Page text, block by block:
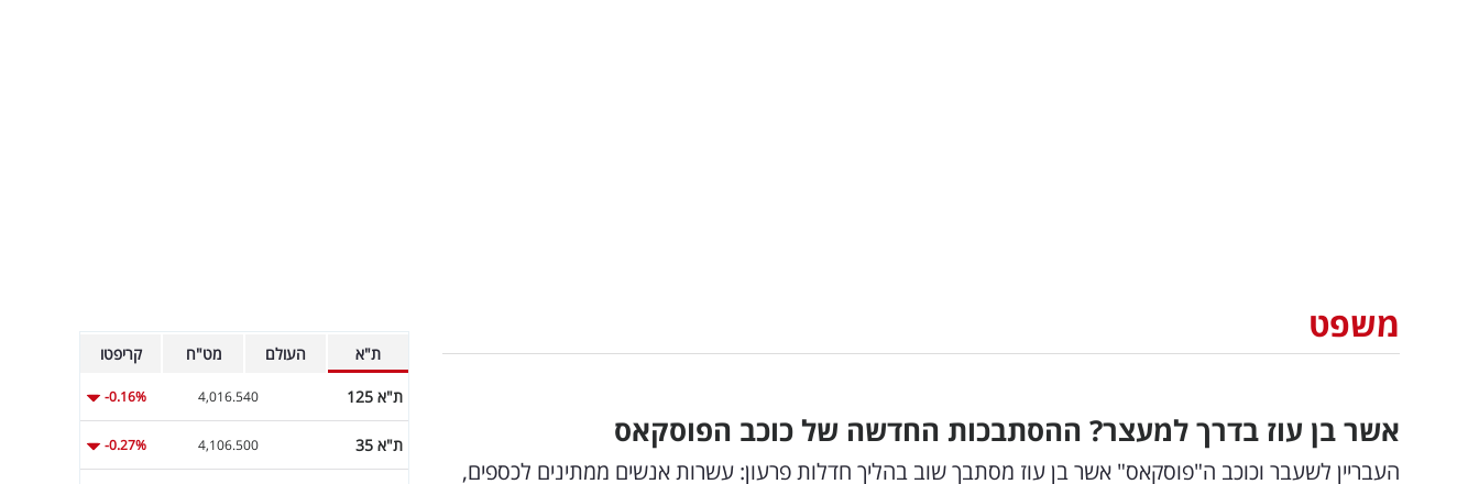
משפט
אשר בן עוז בדרך למעצר? ההסתבכות החדשה של כוכב הפוסקאס
העבריין לשעבר וכוכב ה"פוסקאס" אשר בן עוז מסתבך שוב בהליך חדלות פרעון: עשרות אנשים ממתינים לכספים,
ת"א העולם מט"ח קריפטו
ת"א 125 4,016.540
-0.16%
ת"א 35 4,106.500
-0.27%